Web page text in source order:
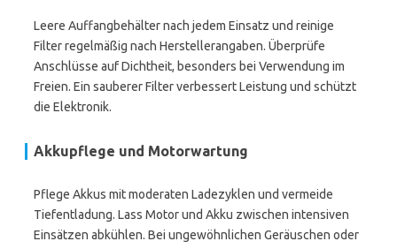
Leere Auffangbehälter nach jedem Einsatz und reinige
Filter regelmäßig nach Herstellerangaben. Überprüfe
Anschlüsse auf Dichtheit, besonders bei Verwendung im
Freien. Ein sauberer Filter verbessert Leistung und schützt
die Elektronik.
Akkupflege und Motorwartung
Pflege Akkus mit moderaten Ladezyklen und vermeide
Tiefentladung. Lass Motor und Akku zwischen intensiven
Einsätzen abkühlen. Bei ungewöhnlichen Geräuschen oder